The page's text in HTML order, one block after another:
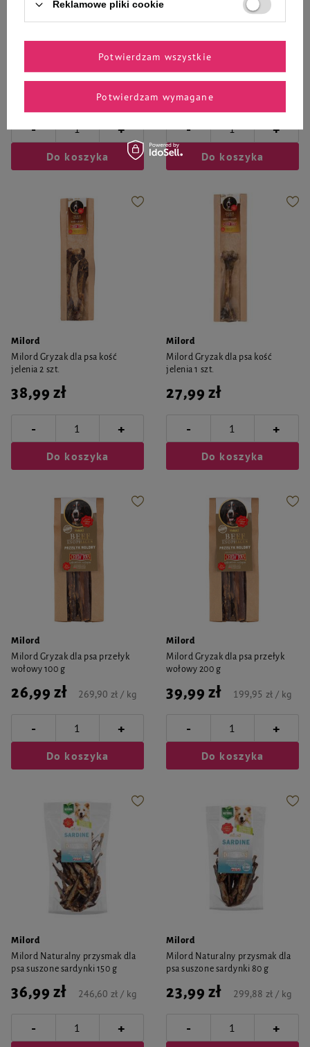
Milord
Milord Gryzak dla psa krtań
wołowa 400 g
114,98 zł / kg
- +
Do koszyka
Milord
Milord Gryzak dla psa krtanie
wołowe krótkie 300 g
39,99 zł
- +
Do koszyka
Milord
Milord Gryzak dla psa kość
jelenia 2 szt.
38,99 zł
- +
Do koszyka
Milord
Milord Gryzak dla psa kość
jelenia 1 szt.
27,99 zł
- +
Do koszyka
Milord
Milord Gryzak dla psa przełyk
wołowy 100 g
26,99 zł 269,90 zł / kg
- +
Do koszyka
Milord
Milord Gryzak dla psa przełyk
wołowy 200 g
39,99 zł 199,95 zł / kg
- +
Do koszyka
Milord
Milord Naturalny przysmak dla
psa suszone sardynki 150 g
36,99 zł 246,60 zł / kg
- +
Milord
Milord Naturalny przysmak dla
psa suszone sardynki 80 g
23,99 zł 299,88 zł / kg
- +
Reklamowe pliki cookie
Potwierdzam wymagane
Potwierdzam wszystkie